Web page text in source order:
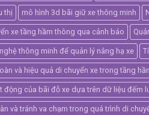
thị mô hình 3d bãi giữ xe thông minh
xe tầng hầm thông qua cảnh báo
thông minh để quản lý nâng hạ xe
và hiệu quả di chuyển xe trong tầng
động của bãi đỗ xe dựa trên dữ liệu đếm
và tránh va chạm trong quá trình di